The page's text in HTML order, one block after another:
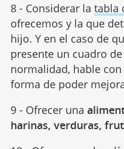
8 - Considerar la tabla
ofrecemos y la que
hijo. Y en el caso de
presente un cuadro
normalidad, hable
forma de poder
9 - Ofrecer una
harinas, verduras,